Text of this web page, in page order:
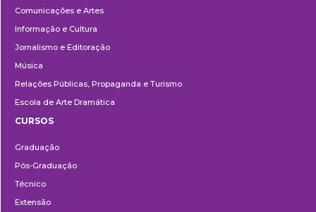
Comunicações e Artes
Informação e Cultura
Jornalismo e Editoração
Música
Relações Públicas, Propaganda e Turismo
Escola de Arte Dramática
CURSOS
Graduação
Pós-Graduação
Técnico
Extensão